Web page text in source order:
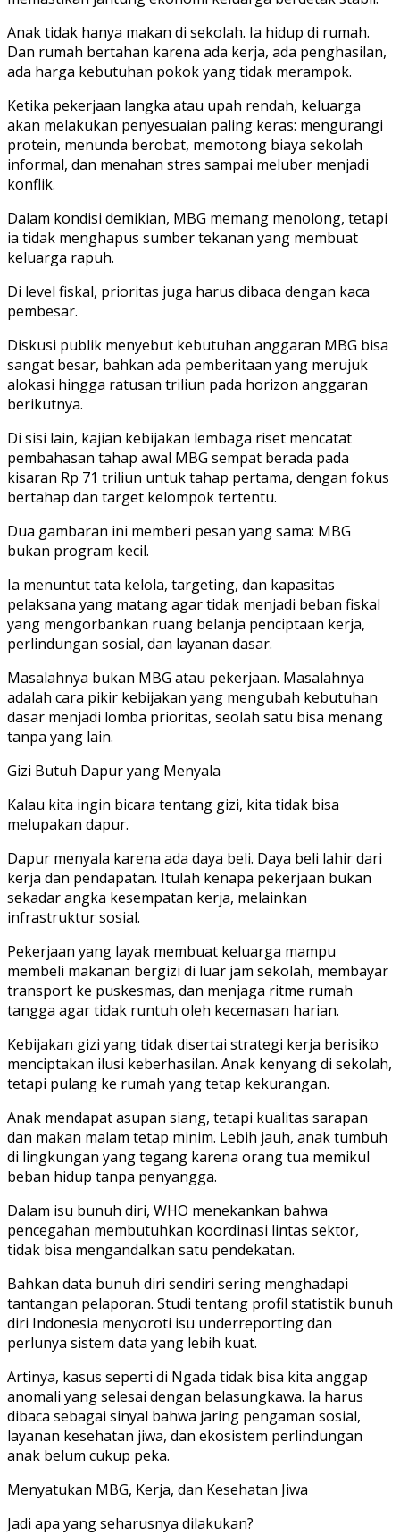
Anak tidak hanya makan di sekolah. Ia hidup di rumah.
Dan rumah bertahan karena ada kerja, ada penghasilan,
ada harga kebutuhan pokok yang tidak merampok.
Ketika pekerjaan langka atau upah rendah, keluarga
akan melakukan penyesuaian paling keras: mengurangi
protein, menunda berobat, memotong biaya sekolah
informal, dan menahan stres sampai meluber menjadi
konflik.
Dalam kondisi demikian, MBG memang menolong, tetapi
ia tidak menghapus sumber tekanan yang membuat
keluarga rapuh.
Di level fiskal, prioritas juga harus dibaca dengan kaca
pembesar.
Diskusi publik menyebut kebutuhan anggaran MBG bisa
sangat besar, bahkan ada pemberitaan yang merujuk
alokasi hingga ratusan triliun pada horizon anggaran
berikutnya.
Di sisi lain, kajian kebijakan lembaga riset mencatat
pembahasan tahap awal MBG sempat berada pada
kisaran Rp 71 triliun untuk tahap pertama, dengan fokus
bertahap dan target kelompok tertentu.
Dua gambaran ini memberi pesan yang sama: MBG
bukan program kecil.
Ia menuntut tata kelola, targeting, dan kapasitas
pelaksana yang matang agar tidak menjadi beban fiskal
yang mengorbankan ruang belanja penciptaan kerja,
perlindungan sosial, dan layanan dasar.
Masalahnya bukan MBG atau pekerjaan. Masalahnya
adalah cara pikir kebijakan yang mengubah kebutuhan
dasar menjadi lomba prioritas, seolah satu bisa menang
tanpa yang lain.
Gizi Butuh Dapur yang Menyala
Kalau kita ingin bicara tentang gizi, kita tidak bisa
melupakan dapur.
Dapur menyala karena ada daya beli. Daya beli lahir dari
kerja dan pendapatan. Itulah kenapa pekerjaan bukan
sekadar angka kesempatan kerja, melainkan
infrastruktur sosial.
Pekerjaan yang layak membuat keluarga mampu
membeli makanan bergizi di luar jam sekolah, membayar
transport ke puskesmas, dan menjaga ritme rumah
tangga agar tidak runtuh oleh kecemasan harian.
Kebijakan gizi yang tidak disertai strategi kerja berisiko
menciptakan ilusi keberhasilan. Anak kenyang di sekolah,
tetapi pulang ke rumah yang tetap kekurangan.
Anak mendapat asupan siang, tetapi kualitas sarapan
dan makan malam tetap minim. Lebih jauh, anak tumbuh
di lingkungan yang tegang karena orang tua memikul
beban hidup tanpa penyangga.
Dalam isu bunuh diri, WHO menekankan bahwa
pencegahan membutuhkan koordinasi lintas sektor,
tidak bisa mengandalkan satu pendekatan.
Bahkan data bunuh diri sendiri sering menghadapi
tantangan pelaporan. Studi tentang profil statistik bunuh
diri Indonesia menyoroti isu underreporting dan
perlunya sistem data yang lebih kuat.
Artinya, kasus seperti di Ngada tidak bisa kita anggap
anomali yang selesai dengan belasungkawa. Ia harus
dibaca sebagai sinyal bahwa jaring pengaman sosial,
layanan kesehatan jiwa, dan ekosistem perlindungan
anak belum cukup peka.
Menyatukan MBG, Kerja, dan Kesehatan Jiwa
Jadi apa yang seharusnya dilakukan?